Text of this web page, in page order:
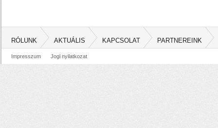
RÓLUNK AKTUÁLIS KAPCSOLAT PARTNEREINK
Impresszum Jogi nyilatkozat